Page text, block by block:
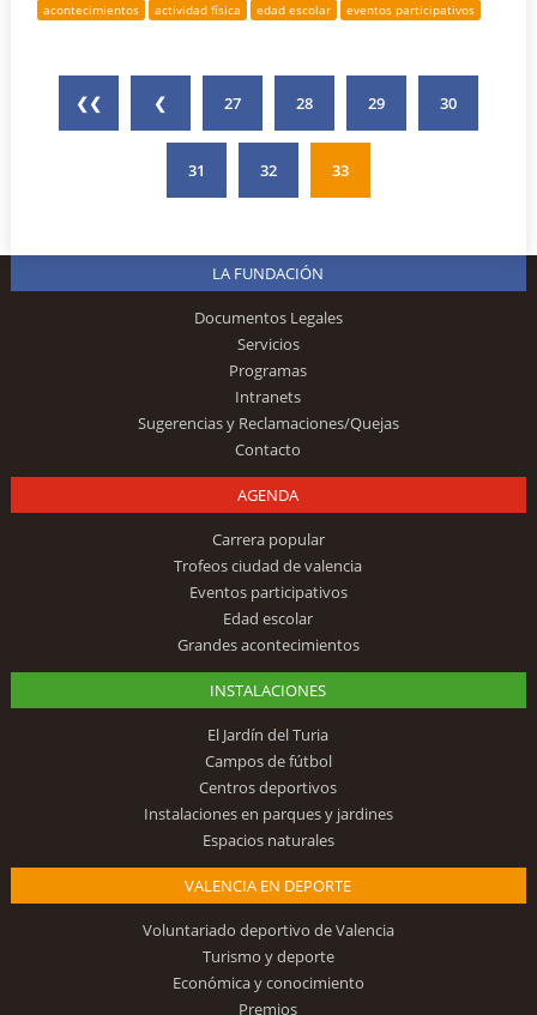
acontecimientos actividad física edad escolar eventos participativos
❮❮ ❮ 27 28 29 30
31 32 33
LA FUNDACIÓN
Documentos Legales
Servicios
Programas
Intranets
Sugerencias y Reclamaciones/Quejas
Contacto
AGENDA
Carrera popular
Trofeos ciudad de valencia
Eventos participativos
Edad escolar
Grandes acontecimientos
INSTALACIONES
El Jardín del Turia
Campos de fútbol
Centros deportivos
Instalaciones en parques y jardines
Espacios naturales
VALENCIA EN DEPORTE
Voluntariado deportivo de Valencia
Turismo y deporte
Económica y conocimiento
Premios